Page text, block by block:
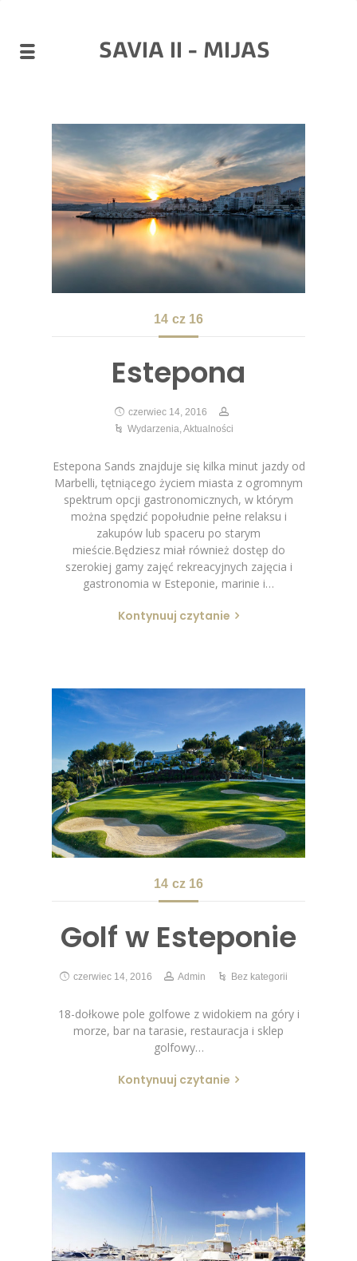
SAVIA II - MIJAS
14 cz 16
Estepona
czerwiec 14, 2016
Wydarzenia,Aktualności
Estepona Sands znajduje się kilka minut jazdy od
Marbelli, tętniącego życiem miasta z ogromnym
spektrum opcji gastronomicznych, w którym
można spędzić popołudnie pełne relaksu i
zakupów lub spaceru po starym
mieście.Będziesz miał również dostęp do
szerokiej gamy zajęć rekreacyjnych zajęcia i
gastronomia w Esteponie, marinie i…
Kontynuuj czytanie
14 cz 16
Golf w Esteponie
czerwiec 14, 2016 Admin Bez kategorii
18-dołkowe pole golfowe z widokiem na góry i
morze, bar na tarasie, restauracja i sklep
golfowy…
Kontynuuj czytanie